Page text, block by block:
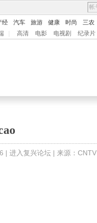
经 汽车 旅游 健康 时尚 三农
高清 电影 电视剧 纪录片
| 进入复兴论坛 | 来源：CNTV